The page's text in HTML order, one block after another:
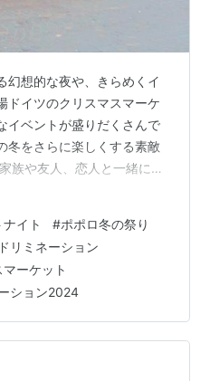
幻想的な夜や、きらめくイ
ドイツのクリスマスマーケ
イベントが盛りだくさんで
冬をさらに楽しくする素敵
族や友人、恋人と一緒に、
イベント①【ひろしまクリ
ミネーションとデコレーシ
貨とワークショップ 楽し
を楽しむイベント②【ひろ
ット2024】 ドイツの美味
…
イト #ポポロ冬の祭り
リミネーション
ーケット
ション2024